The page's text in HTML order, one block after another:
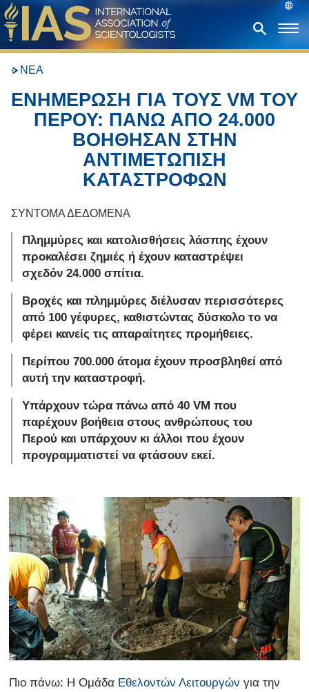
ΝΕΑ
ΕΝΗΜΕΡΩΣΗ ΓΙΑ ΤΟΥΣ VM ΤΟΥ
ΠΕΡΟΥ: ΠΑΝΩ ΑΠΟ 24.000
ΒΟΗΘΗΣΑΝ ΣΤΗΝ
ΑΝΤΙΜΕΤΩΠΙΣΗ
ΚΑΤΑΣΤΡΟΦΩΝ
Πλημμύρες και κατολισθήσεις λάσπης έχουν
προκαλέσει ζημιές ή έχουν καταστρέψει
σχεδόν 24.000 σπίτια.
Βροχές και πλημμύρες διέλυσαν περισσότερες
από 100 γέφυρες, καθιστώντας δύσκολο το να
φέρει κανείς τις απαραίτητες προμήθειες.
Περίπου 700.000 άτομα έχουν προσβληθεί από
αυτή την καταστροφή.
Υπάρχουν τώρα πάνω από 40 VM που
παρέχουν βοήθεια στους ανθρώπους του
Περού και υπάρχουν κι άλλοι που έχουν
προγραμματιστεί να φτάσουν εκεί.
Πιο πάνω: Η Ομάδα Εθελοντών Λειτουργών για την